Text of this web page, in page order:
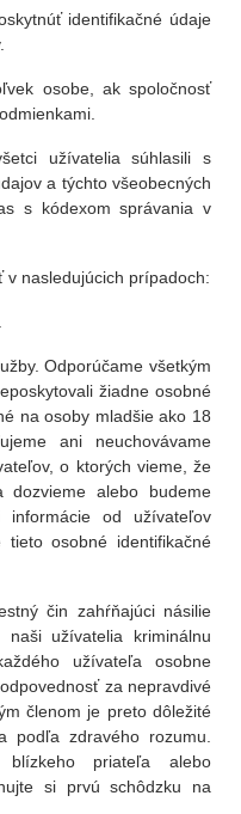
identifikačné údaje
osobe, ak spoločnosť
užívatelia súhlasili s
a týchto všeobecných
s kódexom správania v
v nasledujúcich prípadoch:
Odporúčame všetkým
žiadne osobné
na osoby mladšie ako 18
ani neuchovávame
o ktorých vieme, že
alebo budeme
informácie od užívateľov
osobné identifikačné
čin zahŕňajúci násilie
užívatelia kriminálnu
užívateľa osobne
za nepravdivé
členom je preto dôležité
podľa zdravého rozumu.
blízkeho priateľa alebo
si prvú schôdzku na